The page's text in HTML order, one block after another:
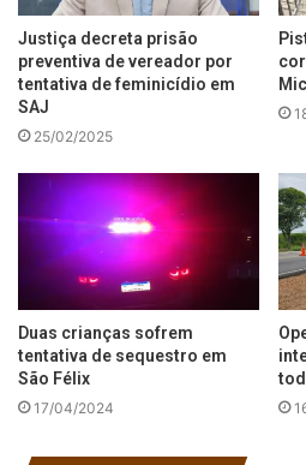
Justiça decreta prisão
preventiva de vereador por
tentativa de feminicídio em
SAJ
25/02/2025
Duas crianças sofrem
tentativa de sequestro em
São Félix
17/04/2024